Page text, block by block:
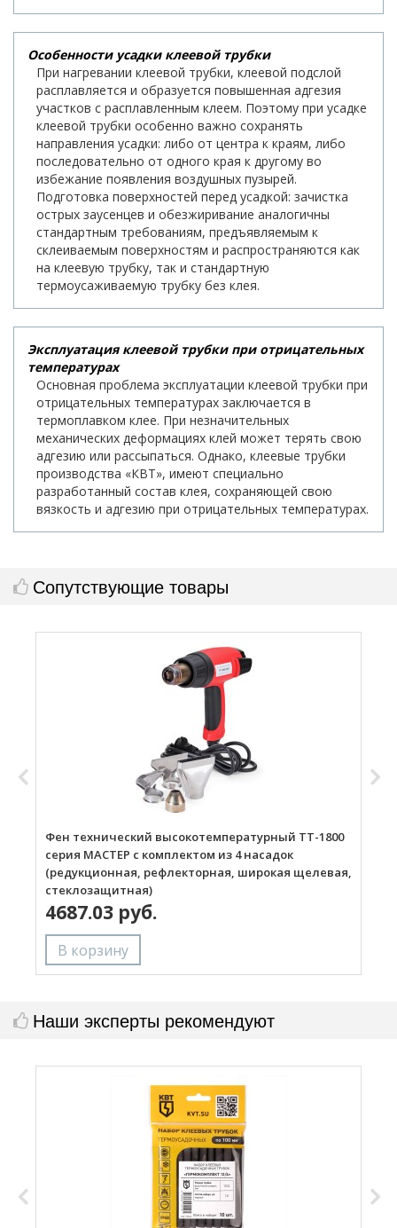
Особенности усадки клеевой трубки
При нагревании клеевой трубки, клеевой подслой
расплавляется и образуется повышенная адгезия
участков с расплавленным клеем. Поэтому при усадке
клеевой трубки особенно важно сохранять
направления усадки: либо от центра к краям, либо
последовательно от одного края к другому во
избежание появления воздушных пузырей.
Подготовка поверхностей перед усадкой: зачистка
острых заусенцев и обезжиривание аналогичны
стандартным требованиям, предъявляемым к
склеиваемым поверхностям и распространяются как
на клеевую трубку, так и стандартную
термоусаживаемую трубку без клея.
Эксплуатация клеевой трубки при отрицательных
температурах
Основная проблема эксплуатации клеевой трубки при
отрицательных температурах заключается в
термоплавком клее. При незначительных
механических деформациях клей может терять свою
адгезию или рассыпаться. Однако, клеевые трубки
производства «КВТ», имеют специально
разработанный состав клея, сохраняющей свою
вязкость и адгезию при отрицательных температурах.
Сопутствующие товары
Фен технический высокотемпературный ТТ-1800
серия МАСТЕР с комплектом из 4 насадок
(редукционная, рефлекторная, широкая щелевая,
стеклозащитная)
4687.03 руб.
Наши эксперты рекомендуют